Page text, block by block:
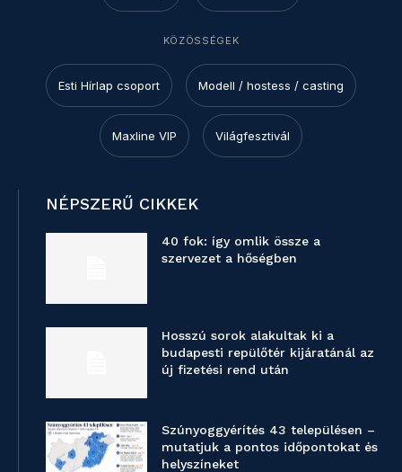
KÖZÖSSÉGEK
Esti Hírlap csoport Modell / hostess / casting
Maxline VIP Világfesztivál
NÉPSZERŰ CIKKEK
40 fok: így omlik össze a
szervezet a hőségben
Hosszú sorok alakultak ki a
budapesti repülőtér kijáratánál az
új fizetési rend után
Szúnyoggyérítés 43 településen –
mutatjuk a pontos időpontokat és
helyszíneket